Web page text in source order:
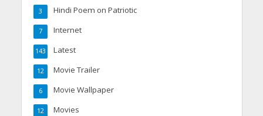
Hindi Poem on Patriotic
3
Internet
7
Latest
143
Movie Trailer
12
Movie Wallpaper
6
Movies
12